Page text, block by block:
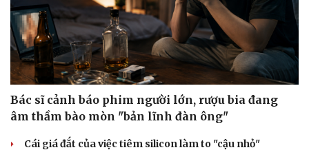
Bác sĩ cảnh báo phim người lớn, rượu bia đang
âm thầm bào mòn "bản lĩnh đàn ông"
Cái giá đắt của việc tiêm silicon làm to "cậu nhỏ"